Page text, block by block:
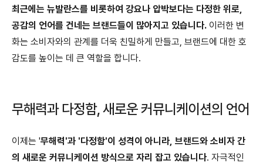
최근에는 뉴발란스를 비롯하여 강요나 압박보다는 다정한 위로,
공감의 언어를 건네는 브랜드들이 많아지고 있습니다. 이러한 변
화는 소비자와의 관계를 더욱 친밀하게 만들고, 브랜드에 대한 호
감도를 높이는 데 큰 역할을 합니다.
무해력과 다정함, 새로운 커뮤니케이션의 언어
이제는 '무해력'과 '다정함'이 성격이 아니라, 브랜드와 소비자 간
의 새로운 커뮤니케이션 방식으로 자리 잡고 있습니다. 자극적인